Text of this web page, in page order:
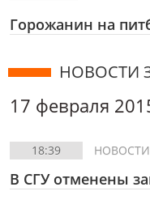
Горожанин на
НОВОСТИ
17 февраля
18:39 НОВОСТИ
В СГУ отменены